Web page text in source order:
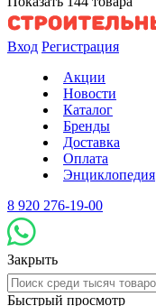
Вход Регистрация
Акции
Новости
Каталог
Бренды
Доставка
Оплата
Энциклопедия
8 920 276-19-00
Закрыть
Быстрый просмотр